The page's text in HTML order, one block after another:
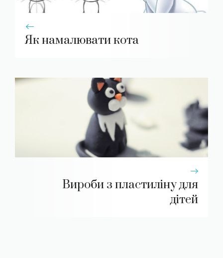
Як намалювати кота
Вироби з пластиліну для
дітей